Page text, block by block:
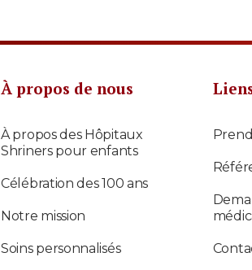
À propos de nous
À propos des Hôpitaux
Shriners pour enfants
Célébration des 100 ans
Notre mission
Soins personnalisés